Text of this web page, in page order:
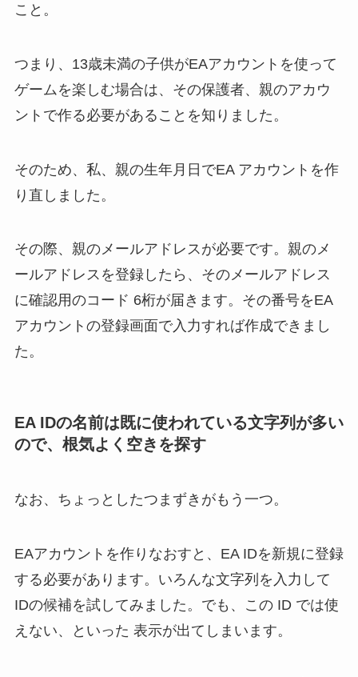
こと。
つまり、13歳未満の子供がEAアカウントを使って
ゲームを楽しむ場合は、その保護者、親のアカウ
ントで作る必要があることを知りました。
そのため、私、親の生年月日でEA アカウントを作
り直しました。
その際、親のメールアドレスが必要です。親のメ
ールアドレスを登録したら、そのメールアドレス
に確認用のコード 6桁が届きます。その番号をEA
アカウントの登録画面で入力すれば作成できまし
た。
EA IDの名前は既に使われている文字列が多い
ので、根気よく空きを探す
なお、ちょっとしたつまずきがもう一つ。
EAアカウントを作りなおすと、EA IDを新規に登録
する必要があります。いろんな文字列を入力して
IDの候補を試してみました。でも、この ID では使
えない、といった 表示が出てしまいます。